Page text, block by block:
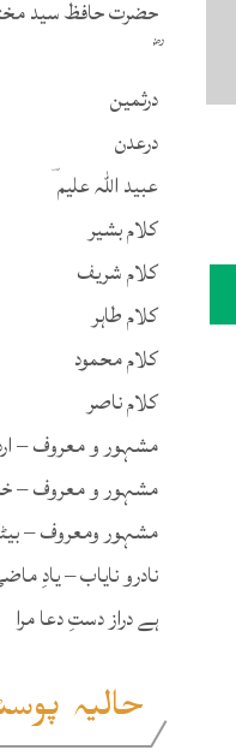
حضرت حافظ سید
ؓ
درثمین
درعدن
عبید اللہ علیم ؔ
کلام بشیر
کلام شریف
کلام طاہر
کلام محمود
کلام ناصر
مشہور و معروف –
مشہور و معروف –
مشہور ومعروف –
نادرو نایاب – یادِ
ہے دراز دستِ دعا مرا
حالیہ